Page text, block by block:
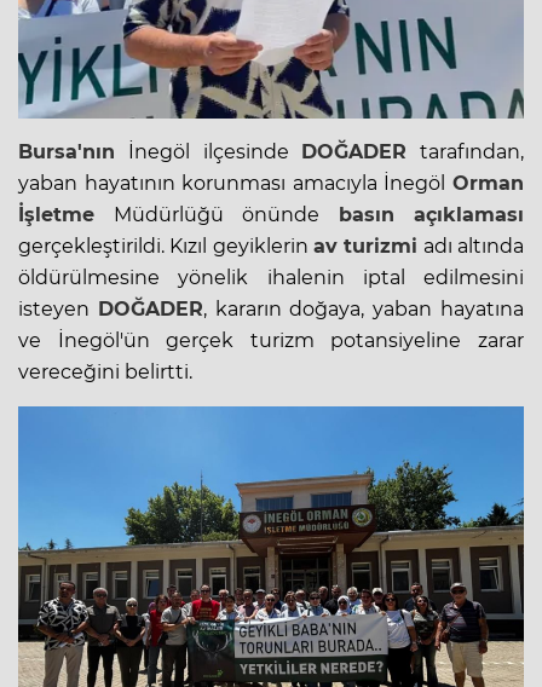
Bursa'nın İnegöl ilçesinde DOĞADER tarafından,
yaban hayatının korunması amacıyla İnegöl Orman
İşletme Müdürlüğü önünde basın açıklaması
gerçekleştirildi. Kızıl geyiklerinav turizmi adı altında
öldürülmesine yönelik ihalenin iptal edilmesini
isteyen DOĞADER, kararın doğaya, yaban hayatına
ve İnegöl'ün gerçek turizm potansiyeline zarar
vereceğini belirtti.